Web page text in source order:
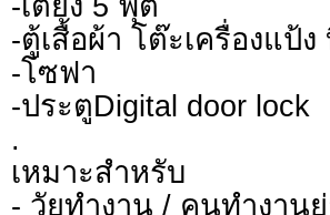
-ตู้เสื้อผ้า โต๊ะเครื่องแป้ง
-โซฟา
-ประตูDigital door lock
.
เหมาะสำหรับ
- วัยทำงาน / คนทำงาน